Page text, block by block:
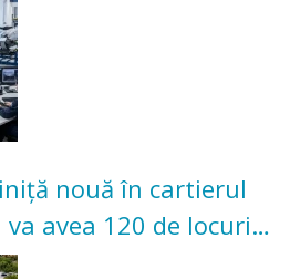
nouă în cartierul
avea 120 de locuri